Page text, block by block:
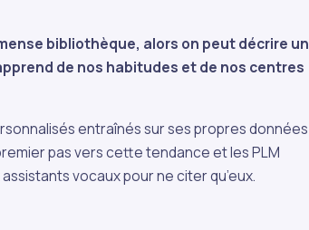
bibliothèque, alors on peut décrire un
de nos habitudes et de nos centres
entraînés sur ses propres données
pas vers cette tendance et les PLM
vocaux pour ne citer qu’eux.